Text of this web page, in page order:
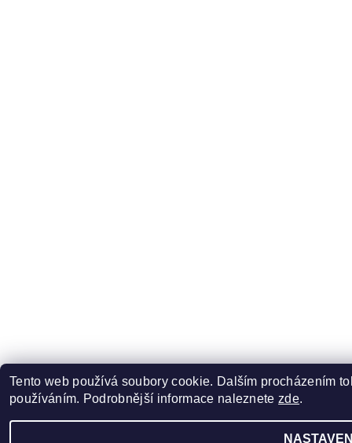
Tento web používá soubory cookie. Dalším procházením
používáním. Podrobnější informace naleznetezde.